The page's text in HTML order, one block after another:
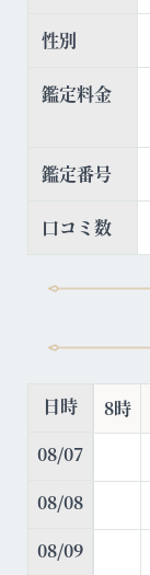
性別
鑑定料金
鑑定番号
口コミ数
日時
08/07
08/08
08/09
8時